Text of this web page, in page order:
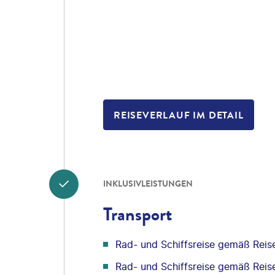
REISEVERLAUF IM DETAIL
INKLUSIVLEISTUNGEN
Transport
Rad- und Schiffsreise gemäß
Rad- und Schiffsreise gemäß